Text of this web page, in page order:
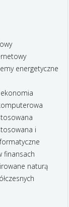
energetyczne
i
finansach
naturą